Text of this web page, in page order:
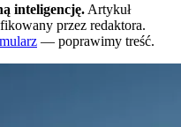
inteligencję. Artykuł
przez redaktora.
— poprawimy treść.